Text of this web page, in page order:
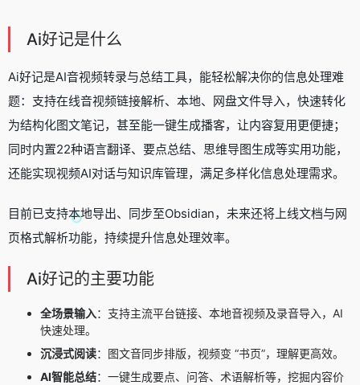
Ai好记是什么
Ai好记是AI音视频转录与总结工具，能轻松解决你的信息处理难
题：支持在线音视频链接解析、本地、网盘文件导入，快速转化
为结构化图文笔记，甚至能一键生成播客，让内容复用更便捷；
同时内置22种语言翻译、要点总结、思维导图生成等实用功能，
还能实现视频AI对话与知识库管理，满足多样化信息处理需求。
目前已支持本地导出、同步至Obsidian，未来还将上线文档与网
页格式解析功能，持续提升信息处理效率。
Ai好记的主要功能
全场景输入：支持主流平台链接、本地音视频及录音导入，AI
快速处理。
沉浸式阅读：图文音同步排版，视频变 “书页”，理解更高效。
AI智能总结：一键生成要点、问答、术语解析等，挖掘内容价